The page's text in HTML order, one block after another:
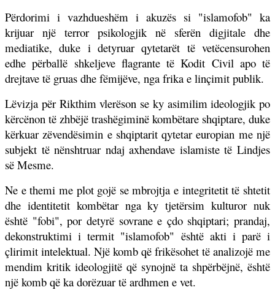
Përdorimi i vazhdueshëm i akuzës si "islamofob" ka
krijuar një terror psikologjik në sferën digjitale dhe
mediatike, duke i detyruar qytetarët të vetëcensurohen
edhe përballë shkeljeve flagrante të Kodit Civil apo të
drejtave të gruas dhe fëmijëve, nga frika e linçimit publik.
Lëvizja për Rikthim vlerëson se ky asimilim ideologjik po
kërcënon të zhbëjë trashëgiminë kombëtare shqiptare, duke
kërkuar zëvendësimin e shqiptarit qytetar europian me një
subjekt të nënshtruar ndaj axhendave islamiste të Lindjes
së Mesme.
Ne e themi me plot gojë se mbrojtja e integritetit të shtetit
dhe identitetit kombëtar nga ky tjetërsim kulturor nuk
është "fobi", por detyrë sovrane e çdo shqiptari; prandaj,
dekonstruktimi i termit "islamofob" është akti i parë i
çlirimit intelektual. Një komb që frikësohet të analizojë me
mendim kritik ideologjitë që synojnë ta shpërbëjnë, është
një komb që ka dorëzuar të ardhmen e vet.